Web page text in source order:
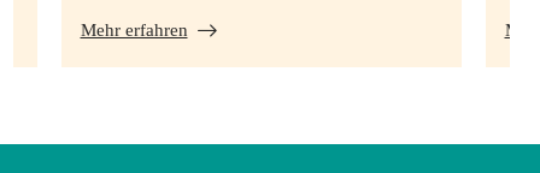
Mehr erfahren